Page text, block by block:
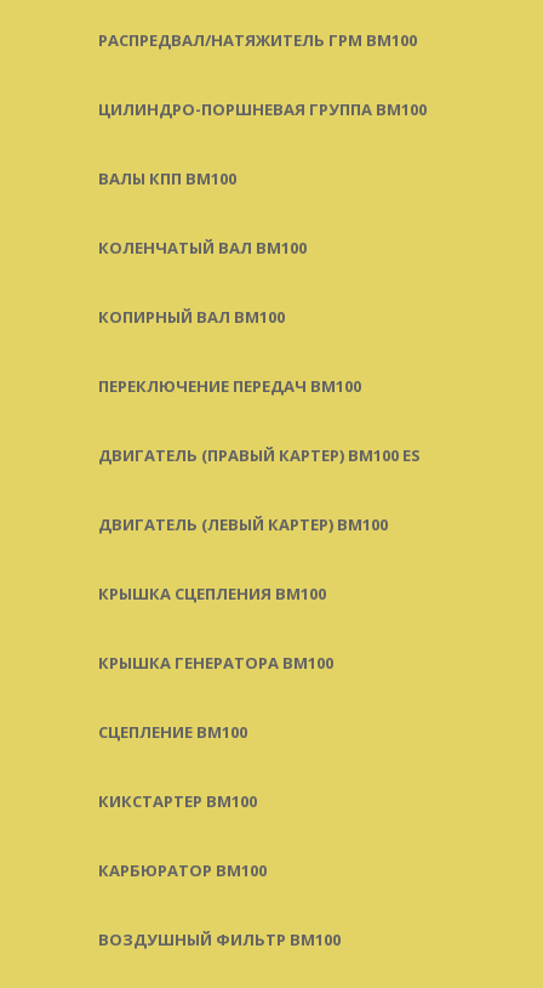
РАСПРЕДВАЛ/НАТЯЖИТЕЛЬ ГРМ BM100
ЦИЛИНДРО-ПОРШНЕВАЯ ГРУППА BM100
ВАЛЫ КПП BM100
КОЛЕНЧАТЫЙ ВАЛ BM100
КОПИРНЫЙ ВАЛ BM100
ПЕРЕКЛЮЧЕНИЕ ПЕРЕДАЧ BM100
ДВИГАТЕЛЬ (ПРАВЫЙ КАРТЕР) BM100 ES
ДВИГАТЕЛЬ (ЛЕВЫЙ КАРТЕР) BM100
КРЫШКА СЦЕПЛЕНИЯ BM100
КРЫШКА ГЕНЕРАТОРА BM100
СЦЕПЛЕНИЕ BM100
КИКСТАРТЕР BM100
КАРБЮРАТОР BM100
ВОЗДУШНЫЙ ФИЛЬТР BM100